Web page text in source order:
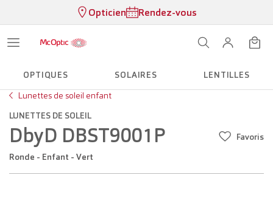
Opticien Rendez-vous
OPTIQUES SOLAIRES
LENTILLES
Lunettes de soleil enfant
LUNETTES DE SOLEIL
DbyD DBST9001P
Ronde - Enfant - Vert
Favoris